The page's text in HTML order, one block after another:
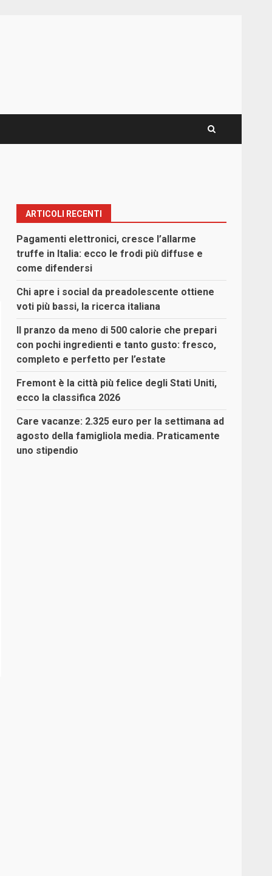
ARTICOLI RECENTI
Pagamenti elettronici, cresce l’allarme
truffe in Italia: ecco le frodi più diffuse e
come difendersi
Chi apre i social da preadolescente ottiene
voti più bassi, la ricerca italiana
Il pranzo da meno di 500 calorie che prepari
con pochi ingredienti e tanto gusto: fresco,
completo e perfetto per l’estate
Fremont è la città più felice degli Stati Uniti,
ecco la classifica 2026
Care vacanze: 2.325 euro per la settimana ad
agosto della famigliola media. Praticamente
uno stipendio